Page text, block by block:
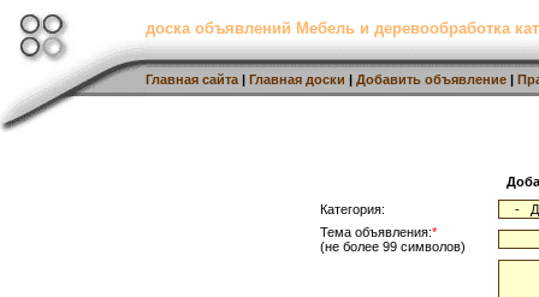
доска объявлений Мебель и деревообработка
Главная сайта | Главная доски | Добавить объявление |
Категория:
Тема объявления:*
(не более 99 символов)